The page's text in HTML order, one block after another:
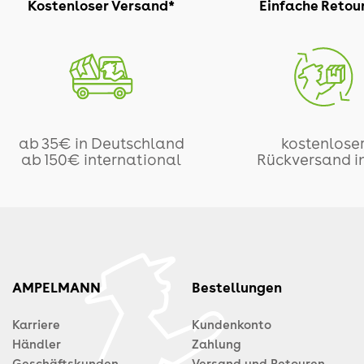
Kostenloser Versand*
ab 35€ in Deutschland
ab 150€ international
Einfache
Rückversand
AMPELMANN
Karriere
Händler
Bestellungen
Kundenkonto
Zahlung